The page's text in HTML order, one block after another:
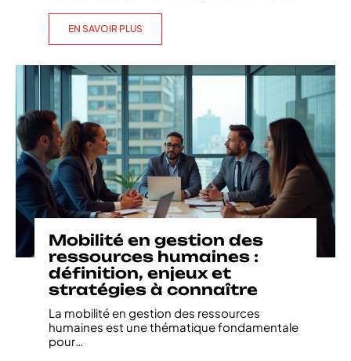
EN SAVOIR PLUS
Mobilité en gestion des
ressources humaines :
définition, enjeux et
stratégies à connaître
La mobilité en gestion des ressources
humaines est une thématique fondamentale
pour